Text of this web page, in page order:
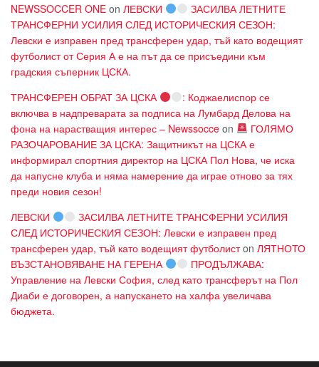
NEWSSOCCER ONE on ЛЕВСКИ
ЗАСИЛВА ЛЕТНИТЕ
ТРАНСФЕРНИ УСИЛИЯ СЛЕД ИСТОРИЧЕСКИЯ СЕЗОН:
Левски е изправен пред трансферен удар, тъй като водещият
футболист от Серия А е на път да се присъедини към
градския съперник ЦСКА.
ТРАНСФЕРЕН ОБРАТ ЗА ЦСКА
: Коджаелиспор се
включва в надпреварата за подписа на Лумбард Делова на
фона на нарастващия интерес – Newssocce on
ГОЛЯМО
РАЗОЧАРОВАНИЕ ЗА ЦСКА: Защитникът на ЦСКА е
информирал спортния директор на ЦСКА Пол Нова, че иска
да напусне клуба и няма намерение да играе отново за тях
преди новия сезон!
ЛЕВСКИ
ЗАСИЛВА ЛЕТНИТЕ ТРАНСФЕРНИ УСИЛИЯ
СЛЕД ИСТОРИЧЕСКИЯ СЕЗОН: Левски е изправен пред
трансферен удар, тъй като водещият футболистon ЛЯТНОТО
ВЪЗСТАНОВЯВАНЕ НА ГЕРЕНА
ПРОДЪЛЖАВА:
Управление на Левски София, след като трансферът на Пол
Диаби е договорен, а напускането на халфа увеличава
бюджета.